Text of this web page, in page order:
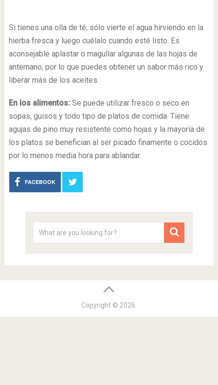
Si tienes una olla de té, sólo vierte el agua hirviendo en la
hierba fresca y luego cuélalo cuando esté listo. Es
aconsejable aplastar o magullar algunas de las hojas de
antemano, por lo que puedes obtener un sabor más rico y
liberar más de los aceites.
En los alimentos:Se puede utilizar fresco o seco en
sopas, guisos y todo tipo de platos de comida. Tiene
agujas de pino muy resistente como hojas y la mayoría de
los platos se benefician al ser picado finamente o cocidos
por lo menos media hora para ablandar.
FACEBOOK
Copyright © 2026.